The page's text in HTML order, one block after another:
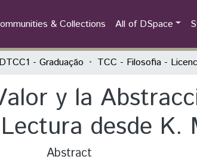
& Collections All of DSpace
- Graduação
y la
desde K.
Abstract